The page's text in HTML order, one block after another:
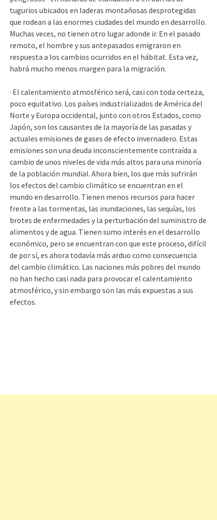
tugurios ubicados en laderas montañosas desprotegidas
que rodean a las enormes ciudades del mundo en desarrollo.
Muchas veces, no tienen otro lugar adonde ir. En el pasado
remoto, el hombre y sus antepasados emigraron en
respuesta a los cambios ocurridos en el hábitat. Esta vez,
habrá mucho menos margen para la migración.
· El calentamiento atmosférico será, casi con toda certeza,
poco equitativo. Los países industrializados de América del
Norte y Europa occidental, junto con otros Estados, como
Japón, son los causantes de la mayoría de las pasadas y
actuales emisiones de gases de efecto invernadero. Estas
emisiones son una deuda inconscientemente contraída a
cambio de unos niveles de vida más altos para una minoría
de la población mundial. Ahora bien, los que más sufrirán
los efectos del cambio climático se encuentran en el
mundo en desarrollo. Tienen menos recursos para hacer
frente a las tormentas, las inundaciones, las sequías, los
brotes de enfermedades y la perturbación del suministro de
alimentos y de agua. Tienen sumo interés en el desarrollo
económico, pero se encuentran con que este proceso, difícil
de por sí, es ahora todavía más arduo como consecuencia
del cambio climático. Las naciones más pobres del mundo
no han hecho casi nada para provocar el calentamiento
atmosférico, y sin embargo son las más expuestas a sus
efectos.